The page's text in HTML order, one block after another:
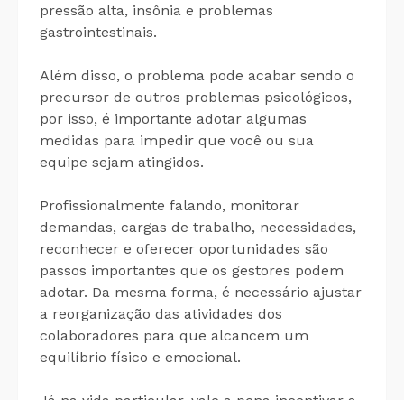
pressão alta, insônia e problemas
gastrointestinais.
Além disso, o problema pode acabar sendo o
precursor de outros problemas psicológicos,
por isso, é importante adotar algumas
medidas para impedir que você ou sua
equipe sejam atingidos.
Profissionalmente falando, monitorar
demandas, cargas de trabalho, necessidades,
reconhecer e oferecer oportunidades são
passos importantes que os gestores podem
adotar. Da mesma forma, é necessário ajustar
a reorganização das atividades dos
colaboradores para que alcancem um
equilíbrio físico e emocional.